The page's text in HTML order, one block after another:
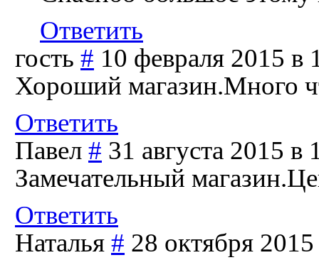
Ответить
гость # 10 февраля 2015 в
Хороший магазин.Много
Ответить
Павел # 31 августа 2015 в
Замечательный
Ответить
Наталья # 28 октября